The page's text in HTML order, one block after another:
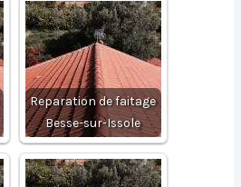
Reparation de faitage
Besse-sur-Issole